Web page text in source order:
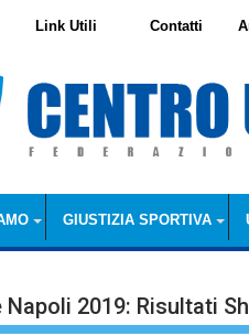
GIUSTIZIA SPORTIVA
Link Utili Contatti
Napoli 2019: Risultati